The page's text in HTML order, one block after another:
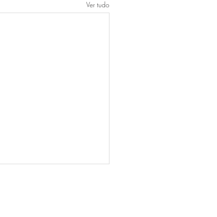
Ver tudo